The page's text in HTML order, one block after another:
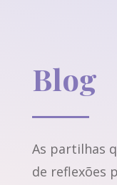
Blog
As partilhas
de reflexões